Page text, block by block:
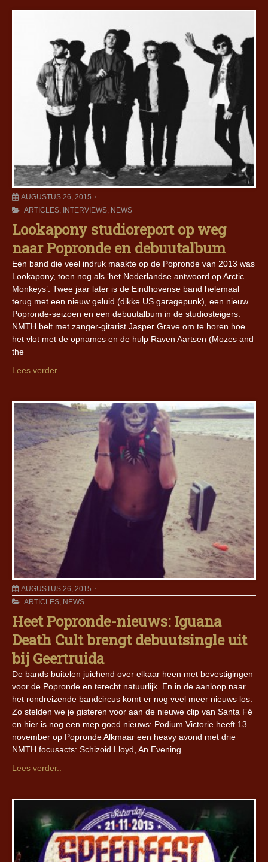
AUGUSTUS 26, 2015
ARTICLES, INTERVIEWS, NEWS
Lookapony studioreport op weg
naar Popronde en debuutalbum
Een band die veel indruk maakte op de Popronde van 2013 was
Lookapony, toen nog als ‘het Nederlandse antwoord op Arctic
Monkeys’. Twee jaar later is de Eindhovense band helemaal
terug met een nieuw geluid (dikke US garagepunk), een nieuw
Popronde-seizoen en een debuutalbum in de studiosteigers.
NMTH belt met zanger-gitarist Jasper Grave om te horen hoe
het vlot met de opnames en de hulp Raven Aartsen (Mozes and
the
Lees verder..
AUGUSTUS 26, 2015
ARTICLES NEWS
Heet Popronde-nieuws: Iguana
Death Cult brengt debuutsingle uit
bij Geertruida
De bands buitelen juichend over elkaar heen met bevestigingen
voor de Popronde en terecht natuurlijk. En in de aanloop naar
het rondreizende bandcircus komt er nog veel meer nieuws los.
Zo stelden we je gisteren voor aan de nieuwe clip van Santa Fé
en hier is nog een mep goed nieuws: Podium Victorie heeft 13
november op Popronde Alkmaar een heavy avond met drie
NMTH focusacts: Schizoid Lloyd, An Evening
Lees verder..